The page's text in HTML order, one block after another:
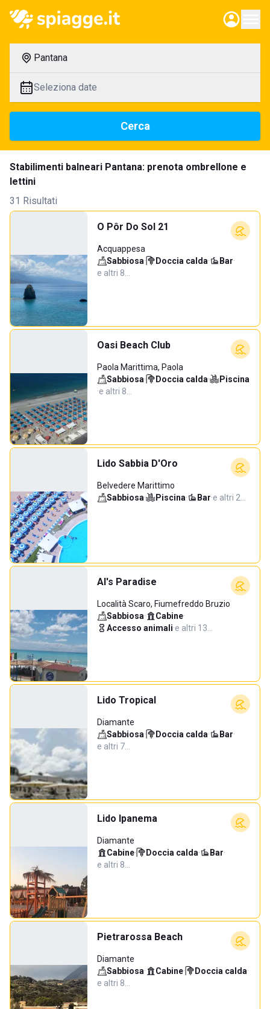
Pantana
Seleziona date
Cerca
Stabilimenti balneari Pantana: prenota ombrellone e
lettini
31 Risultati
O Pôr Do Sol 21
Acquappesa
Sabbiosa· Doccia calda· Bar·
e altri 8…
Oasi Beach Club
Paola Marittima, Paola
Sabbiosa· Doccia calda·
Piscina
·e altri 8…
Lido Sabbia D'Oro
Belvedere Marittimo
Sabbiosa· Piscina· Bar·e altri 2…
Al's Paradise
Località Scaro, Fiumefreddo Bruzio
Sabbiosa· Cabine·
Accesso animali·e altri 13…
Lido Tropical
Diamante
Sabbiosa· Doccia calda· Bar·
e altri 7…
Lido Ipanema
Diamante
Cabine· Doccia calda· Bar·
e altri 8…
Pietrarossa Beach
Diamante
Sabbiosa· Cabine· Doccia calda·
e altri 8…